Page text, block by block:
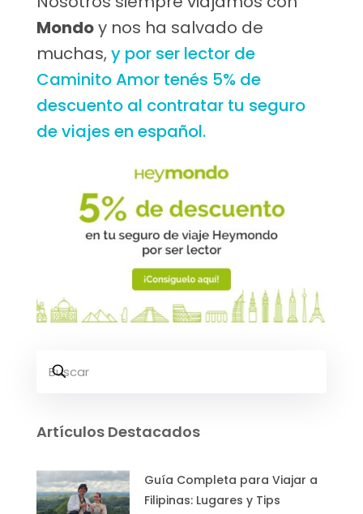
Mondoy nos ha salvado de
muchas,y por ser lector de
Caminito Amor tenés 5% de
descuento al contratar tu seguro
de viajes en español.
Artículos Destacados
Guía Completa para Viajar a
Filipinas: Lugares y Tips